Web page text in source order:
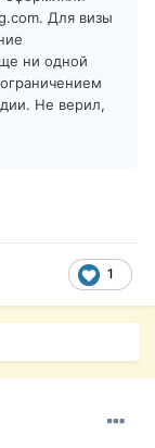
Для визы
ни одной
Не верил,
1